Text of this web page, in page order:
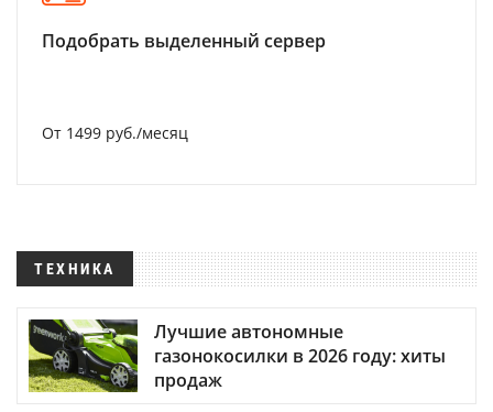
Подобрать выделенный сервер
От 1499 руб./месяц
ТЕХНИКА
Лучшие автономные
газонокосилки в 2026 году: хиты
продаж